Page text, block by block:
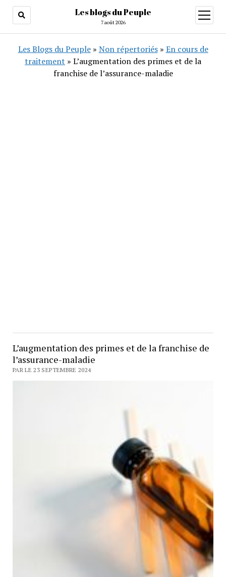
Les blogs du Peuple
7 août 2026
ouvrir
menu
Les Blogs du Peuple» Non répertoriés» En cours de
traitement » L’augmentation des primes et de la
franchise de l’assurance-maladie
L’augmentation des primes et de la franchise de
l’assurance-maladie
PAR LE 23 SEPTEMBRE 2024